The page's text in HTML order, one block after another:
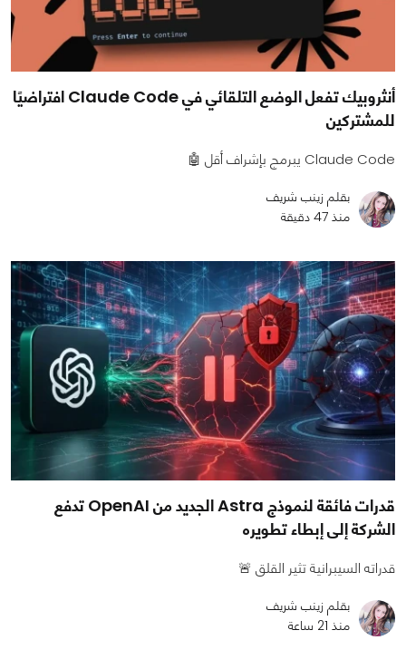
أنثروبيك تفعل الوضع التلقائي في Claude Code افتراضيًا
للمشتركين
Claude Code يبرمج بإشراف أقل 🤖
بقلم زينب شريف
منذ 47 دقيقة
قدرات فائقة لنموذج Astra الجديد من OpenAI تدفع
الشركة إلى إبطاء تطويره
قدراته السيبرانية تثير القلق 🚨
بقلم زينب شريف
منذ 21 ساعة